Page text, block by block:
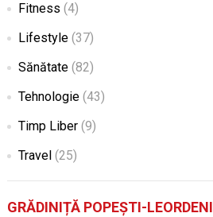
Fitness (4)
Lifestyle(37)
Sănătate(82)
Tehnologie(43)
Timp Liber(9)
Travel (25)
GRĂDINIȚĂ POPEȘTI-LEORDENI